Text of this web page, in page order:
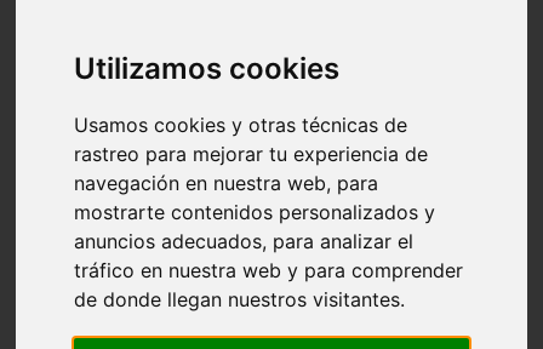
Utilizamos cookies
Usamos cookies y otras técnicas de
rastreo para mejorar tu experiencia de
navegación en nuestra web, para
mostrarte contenidos personalizados y
anuncios adecuados, para analizar el
tráfico en nuestra web y para comprender
de donde llegan nuestros visitantes.
Cantabria - suances
Sevilla - bormujos
Málaga - júzcar
Huesca - alquézar
Huesca - castejón-de-sos
Lleida - alt-àneu
Córdoba - almedinilla
Navarra - zangoza
Cantabria - arenas-de-iguña
Barcelona - la-pobla-de-lillet
Murcia - cartagena